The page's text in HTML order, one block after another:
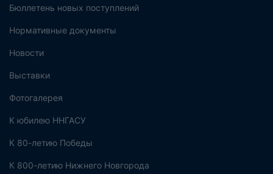
Бюллетень новых поступлений
Нормативные документы
Новости
Выставки
Фотогалерея
К юбилею ННГАСУ
К 80-летию Победы
К 800-летию Нижнего Новгорода